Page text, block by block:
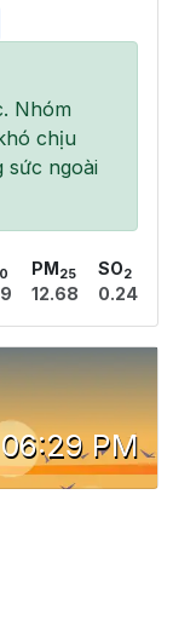
Nhóm
chịu
sức ngoài
PM 25
12.68
SO2
0.24
06:29 PM